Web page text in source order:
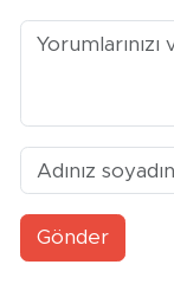
Gönder